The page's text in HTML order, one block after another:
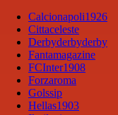
Calcionapoli1926
Cittaceleste
Derbyderbyderby
Fantamagazine
FCInter1908
Forzaroma
Golssip
Hellas1903